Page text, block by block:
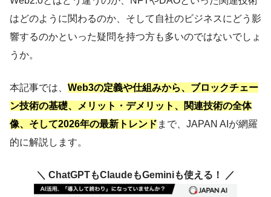
はどのように関わるのか、そして自社のビジネスにどう影
響するのかといった疑問を持つ方も多いのではないでしょ
うか。
本記事では、 Web3の定義や仕組みから、ブロックチェー
ン技術の基礎、メリット・デメリット、関連技術の全体
像、そして2026年の最新トレンド まで、JAPAN AIが網羅
的に解説します。
＼ ChatGPTもClaudeもGeminiも使える！ ／